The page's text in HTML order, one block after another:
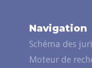
Navigation
Schéma des
Moteur de